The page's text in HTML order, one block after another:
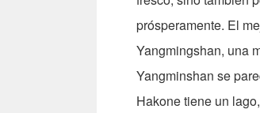
prósperamente. El
Yangmingshan, una
Yangminshan se
Hakone tiene un